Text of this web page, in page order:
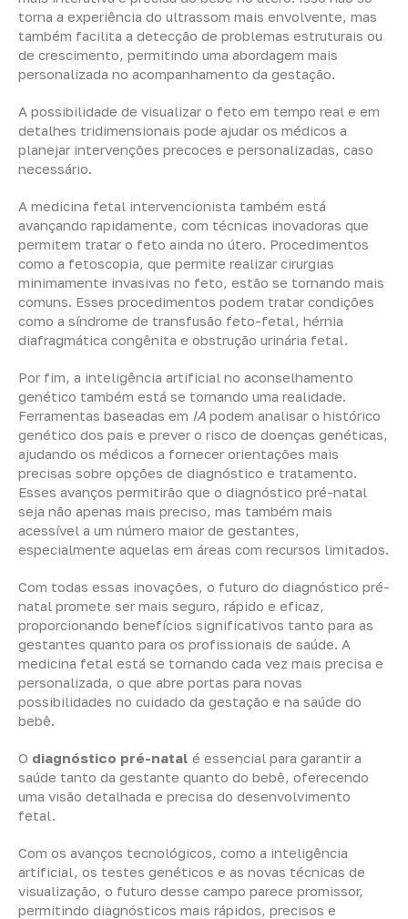
torna a experiência do ultrassom mais envolvente, mas
também facilita a detecção de problemas estruturais ou
de crescimento, permitindo uma abordagem mais
personalizada no acompanhamento da gestação.
A possibilidade de visualizar o feto em tempo real e em
detalhes tridimensionais pode ajudar os médicos a
planejar intervenções precoces e personalizadas, caso
necessário.
A medicina fetal intervencionista também está
avançando rapidamente, com técnicas inovadoras que
permitem tratar o feto ainda no útero. Procedimentos
como a fetoscopia, que permite realizar cirurgias
minimamente invasivas no feto, estão se tornando mais
comuns. Esses procedimentos podem tratar condições
como a síndrome de transfusão feto-fetal, hérnia
diafragmática congênita e obstrução urinária fetal.
Por fim, a inteligência artificial no aconselhamento
genético também está se tornando uma realidade.
Ferramentas baseadas em IA podem analisar o histórico
genético dos pais e prever o risco de doenças genéticas,
ajudando os médicos a fornecer orientações mais
precisas sobre opções de diagnóstico e tratamento.
Esses avanços permitirão que o diagnóstico pré-natal
seja não apenas mais preciso, mas também mais
acessível a um número maior de gestantes,
especialmente aquelas em áreas com recursos limitados.
Com todas essas inovações, o futuro do diagnóstico pré-
natal promete ser mais seguro, rápido e eficaz,
proporcionando benefícios significativos tanto para as
gestantes quanto para os profissionais de saúde. A
medicina fetal está se tornando cada vez mais precisa e
personalizada, o que abre portas para novas
possibilidades no cuidado da gestação e na saúde do
bebê.
O diagnóstico pré-natal é essencial para garantir a
saúde tanto da gestante quanto do bebê, oferecendo
uma visão detalhada e precisa do desenvolvimento
fetal.
Com os avanços tecnológicos, como a inteligência
artificial, os testes genéticos e as novas técnicas de
visualização, o futuro desse campo parece promissor,
permitindo diagnósticos mais rápidos, precisos e